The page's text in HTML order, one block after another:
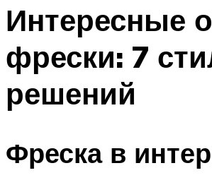
Интересные
фрески: 7
решений
Фреска в